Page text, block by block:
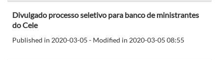
Divulgado processo seletivo para banco de ministrantes
do Cele
Published in 2020-03-05 - Modified in 2020-03-05 08:55